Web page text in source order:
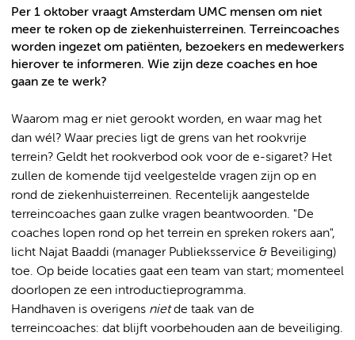
Per 1 oktober vraagt Amsterdam UMC mensen om niet
meer te roken op de ziekenhuisterreinen. Terreincoaches
worden ingezet om patiënten, bezoekers en medewerkers
hierover te informeren. Wie zijn deze coaches en hoe
gaan ze te werk?
Waarom mag er niet gerookt worden, en waar mag het
dan wél? Waar precies ligt de grens van het rookvrije
terrein? Geldt het rookverbod ook voor de e-sigaret? Het
zullen de komende tijd veelgestelde vragen zijn op en
rond de ziekenhuisterreinen. Recentelijk aangestelde
terreincoaches gaan zulke vragen beantwoorden. "De
coaches lopen rond op het terrein en spreken rokers aan",
licht Najat Baaddi (manager Publieksservice & Beveiliging)
toe. Op beide locaties gaat een team van start; momenteel
doorlopen ze een introductieprogramma.
Handhaven is overigens nietde taak van de
terreincoaches: dat blijft voorbehouden aan de beveiliging.